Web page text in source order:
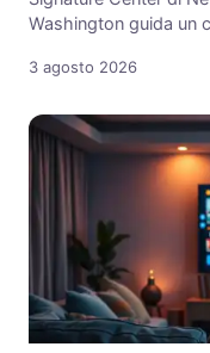
Washington guida un
3 agosto 2026